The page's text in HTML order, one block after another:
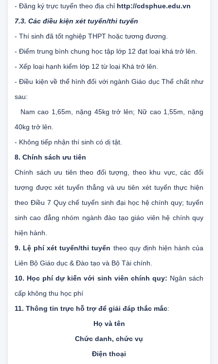
- Qua đường bưu điện theo hình thức chuyển phát nhanh;
- Đăng ký trực tuyến theo địa chỉ
http://cdsphue.edu.vn
7.3. Các điều kiện xét tuyển/thi tuyển
- Thí sinh đã tốt nghiệp THPT hoặc tương đương.
- Điểm trung bình chung học tập lớp 12 đạt loại khá trở lên.
- Xếp loại hạnh kiểm lớp 12 từ loại Khá trở lên.
Nam cao 1,65m, nặng 45kg trở lên; Nữ cao 1,55m, nặng
40kg trở lên.
Chính sách ưu tiên theo đối tượng, theo khu vực, các đối
tượng được xét tuyển thẳng và ưu tiên xét tuyển thực hiện
theo Điều 7 Quy chế tuyển sinh đại học hệ chính quy; tuyển
sinh cao đẳng nhóm ngành đào tạo giáo viên hệ chính quy
hiện hành.
9. Lệ phí xét tuyển/thi tuyển
theo quy định hiện hành của
Liên Bộ Giáo dục & Đào tạo và Bộ Tài chính.
10. Học phí dự kiến với sinh viên chính quy:
cấp không thu học phí
11. Thông tin trực hỗ trợ để giải đáp thắc mắc
Họ và tên
Chức danh, chức vụ